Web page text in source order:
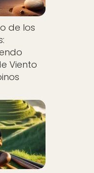
de los
Viento